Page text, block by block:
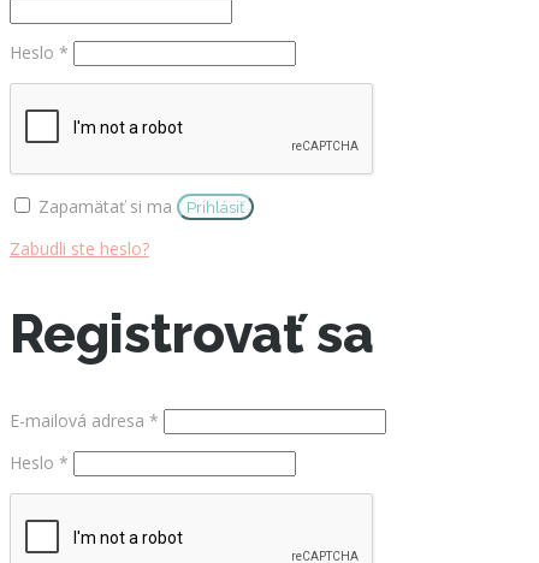
Heslo *
Zapamätať si ma Prihlásiť
Zabudli ste heslo?
Registrovať sa
E-mailová adresa *
Heslo *